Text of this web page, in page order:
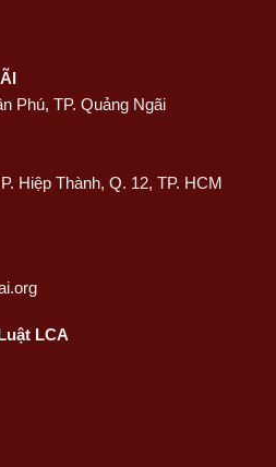
Phú, TP. Quảng Ngãi
Hiệp Thành, Q. 12, TP. HCM
LCA